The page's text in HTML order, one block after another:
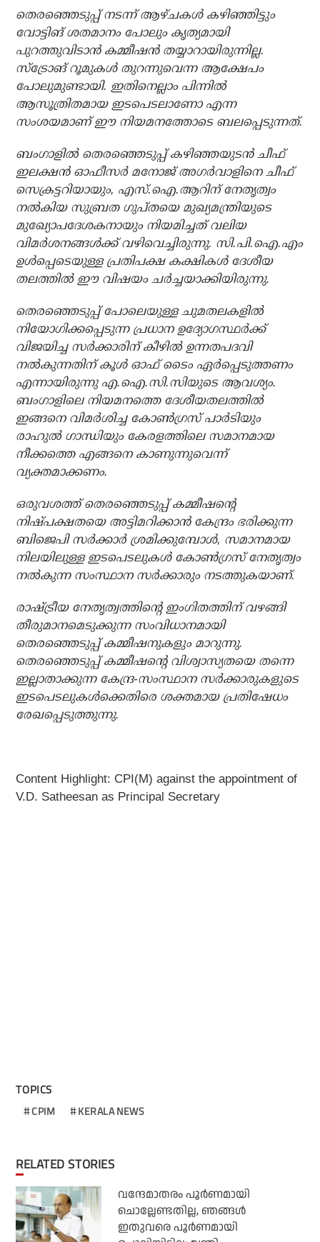
തെരഞ്ഞെടുപ്പ് നടന്ന് ആഴ്ചകള്‍ കഴിഞ്ഞിട്ടും
വോട്ടിങ് ശതമാനം പോലും കൃത്യമായി
പുറത്തുവിടാന്‍ കമ്മീഷന്‍ തയ്യാറായിരുന്നില്ല.
സ്ട്രോങ് റൂമുകള്‍ തുറന്നുവെന്ന ആക്ഷേപം
പോലുമുണ്ടായി. ഇതിനെല്ലാം പിന്നില്‍
ആസൂത്രിതമായ ഇടപെടലാണോ എന്ന
സംശയമാണ് ഈ നിയമനത്തോടെ ബലപ്പെടുന്നത്.
ബംഗാളില്‍ തെരഞ്ഞെടുപ്പ് കഴിഞ്ഞയുടന്‍ ചീഫ്
ഇലക്ഷന്‍ ഓഫീസര്‍ മനോജ് അഗര്‍വാളിനെ ചീഫ്
സെക്രട്ടറിയായും, എസ്.ഐ.ആറിന് നേതൃത്വം
നല്‍കിയ സുബ്രത ഗുപ്തയെ മുഖ്യമന്ത്രിയുടെ
മുഖ്യോപദേശകനായും നിയമിച്ചത് വലിയ
വിമര്‍ശനങ്ങള്‍ക്ക് വഴിവെച്ചിരുന്നു. സി.പി.ഐ.എം
ഉള്‍പ്പെടെയുള്ള പ്രതിപക്ഷ കക്ഷികള്‍ ദേശീയ
തലത്തില്‍ ഈ വിഷയം ചര്‍ച്ചയാക്കിയിരുന്നു.
തെരഞ്ഞെടുപ്പ് പോലെയുള്ള ചുമതലകളില്‍
നിയോഗിക്കപ്പെടുന്ന പ്രധാന ഉദ്യോഗസ്ഥര്‍ക്ക്
വിജയിച്ച സര്‍ക്കാരിന് കീഴില്‍ ഉന്നതപദവി
നല്‍കുന്നതിന് കൂള്‍ ഓഫ് ടൈം ഏര്‍പ്പെടുത്തണം
എന്നായിരുന്നു എ.ഐ.സി.സിയുടെ ആവശ്യം.
ബംഗാളിലെ നിയമനത്തെ ദേശീയതലത്തില്‍
ഇങ്ങനെ വിമര്‍ശിച്ച കോണ്‍ഗ്രസ് പാര്‍ടിയും
രാഹുല്‍ ഗാന്ധിയും കേരളത്തിലെ സമാനമായ
നീക്കത്തെ എങ്ങനെ കാണുന്നുവെന്ന്
വ്യക്തമാക്കണം.
ഒരുവശത്ത് തെരഞ്ഞെടുപ്പ് കമ്മീഷന്റെ
നിഷ്പക്ഷതയെ അട്ടിമറിക്കാന്‍ കേന്ദ്രം ഭരിക്കുന്ന
ബിജെപി സര്‍ക്കാര്‍ ശ്രമിക്കുമ്പോള്‍, സമാനമായ
നിലയിലുള്ള ഇടപെടലുകള്‍ കോണ്‍ഗ്രസ് നേതൃത്വം
നല്‍കുന്ന സംസ്ഥാന സര്‍ക്കാരും നടത്തുകയാണ്.
രാഷ്ട്രീയ നേതൃത്വത്തിന്റെ ഇംഗിതത്തിന് വഴങ്ങി
തീരുമാനമെടുക്കുന്ന സംവിധാനമായി
തെരഞ്ഞെടുപ്പ് കമ്മീഷനുകളും മാറുന്നു.
തെരഞ്ഞെടുപ്പ് കമ്മീഷന്റെ വിശ്വാസ്യതയെ തന്നെ
ഇല്ലാതാക്കുന്ന കേന്ദ്ര-സംസ്ഥാന സര്‍ക്കാരുകളുടെ
ഇടപെടലുകള്‍ക്കെതിരെ ശക്തമായ പ്രതിഷേധം
രേഖപ്പെടുത്തുന്നു.
Content Highlight: CPI(M) against the appointment of
V.D. Satheesan as Principal Secretary
TOPICS
CPIM KERALA NEWS
RELATED STORIES
വന്ദേമാതരം പൂര്‍ണമായി
ചൊല്ലേണ്ടതില്ല, ഞങ്ങള്‍
ഇതുവരെ പൂര്‍ണമായി